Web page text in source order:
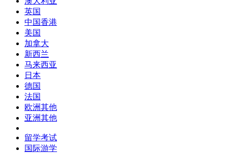
英国
中国香港
美国
加拿大
新西兰
马来西亚
日本
德国
法国
欧洲其他
亚洲其他
留学考试
国际游学